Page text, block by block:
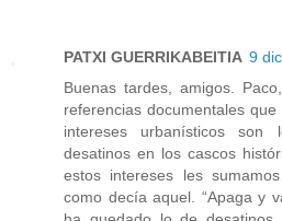
PATXI GUERRIKABEITIA 9
Buenas tardes, amigos.
referencias documentales
intereses urbanísticos son
desatinos en los cascos
estos intereses les
como decía aquel. “Apaga y